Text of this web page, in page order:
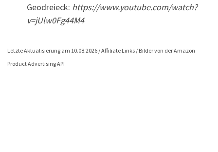
Geodreieck: https://www.youtube.com/watch?
v=jUlw0Fg44M4
Letzte Aktualisierung am 10.08.2026 / Affiliate Links / Bilder von der Amazon
Product Advertising API